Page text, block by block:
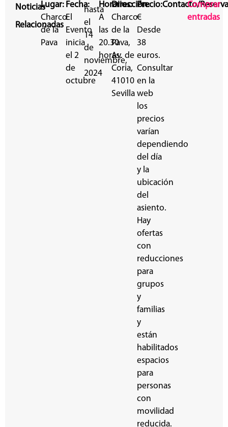
Noticias
Relacionadas
Lugar:
Charco
de la
Pava
Fecha:
El
Evento
inicia
el 2
de
octubre
hasta
el
14
de
noviembre,
2024
Horarios:
A
las
20.30
horas.
Dirección:
Charco
de la
Pava,
Av. de
Coria,
41010
Sevilla
Precio:
€
Desde
38
euros.
Consultar
en la
web
los
precios
varían
dependiendo
del día
y la
ubicación
del
asiento.
Hay
ofertas
con
reducciones
para
grupos
y
familias
y
están
habilitados
espacios
para
personas
con
movilidad
reducida.
Contacto/Comprar
entradas